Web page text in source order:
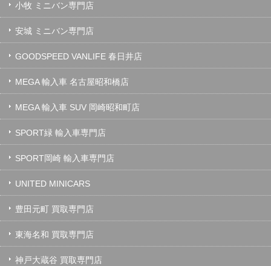
小牧 ミニバン専門店
安城 ミニバン専門店
GOODSPEED VANLIFE 春日井店
MEGA 輸入車 名古屋昭和橋店
MEGA 輸入車 SUV 岡崎昭和町店
SPORT緑 輸入車専門店
SPORT岡崎 輸入車専門店
UNITED MINICARS
豊田元町 買取専門店
東海名和 買取専門店
神戸大蔵谷 買取専門店